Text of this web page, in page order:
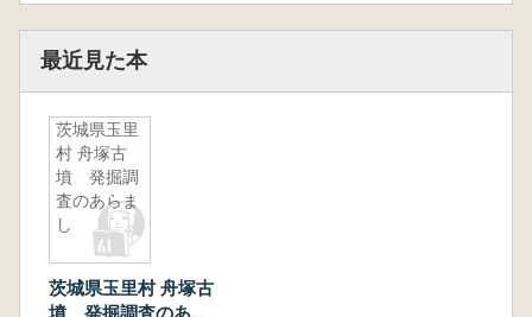
最近見た本
茨城県玉里
村 舟塚古
墳 発掘調
査のあらま
し
茨城県玉里村 舟塚古
墳 発掘調査のあら